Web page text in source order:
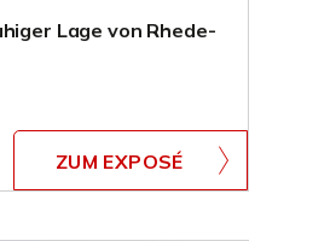
Lage von Rhede-
ZUM EXPOSÉ